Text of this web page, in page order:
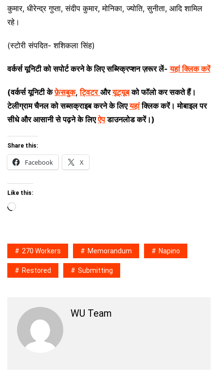
कुमार, धीरेन्द्र गुप्ता, संदीप कुमार, मोनिका, ज्योति, सुनीता, आदि शामिल
रहे।
(स्टोरी संपदित- शशिकला सिंह)
वर्कर्स यूनिटी को सपोर्ट करने के लिए सब्स्क्रिप्शन ज़रूर लें-यहां क्लिक करें
(वर्कर्स यूनिटी केफ़ेसबुक,ट्विटर औरयूट्यूब को फॉलो कर सकते हैं।
टेलीग्राम चैनल को सब्सक्राइब करने के लिएयहां क्लिक करें। मोबाइल पर
सीधे और आसानी से पढ़ने के लिएऐपडाउनलोड करें।)
Share this:
Facebook X
Like this:
Loading…
270 Workers Memorandum Napino
Restored Submitting
WU Team